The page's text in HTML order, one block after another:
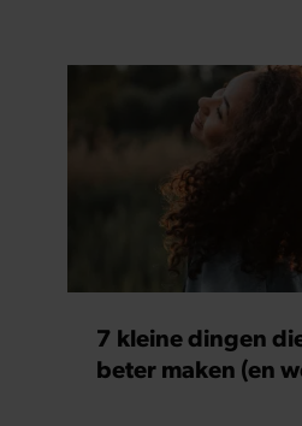
7 kleine dingen
beter maken (en